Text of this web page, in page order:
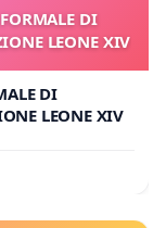
DI
LEONE XIV
DI
LEONE XIV